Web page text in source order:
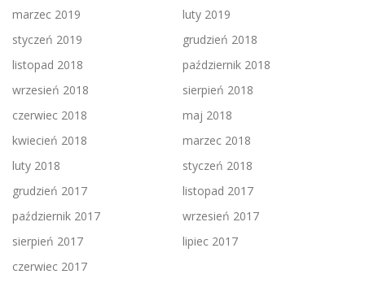
marzec 2019
luty 2019
styczeń 2019
grudzień 2018
listopad 2018
październik 2018
wrzesień 2018
sierpień 2018
czerwiec 2018
maj 2018
kwiecień 2018
marzec 2018
luty 2018
styczeń 2018
grudzień 2017
listopad 2017
październik 2017
wrzesień 2017
sierpień 2017
lipiec 2017
czerwiec 2017